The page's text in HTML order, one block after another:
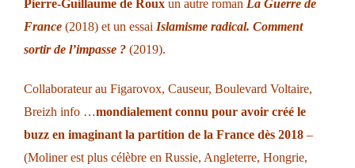
Pierre-Guillaume de Roux un autre roman La Guerre de
France (2018) et un essai Islamisme radical. Comment
sortir de l’impasse ? (2019).
Collaborateur au Figarovox, Causeur, Boulevard Voltaire,
Breizh info …mondialement connu pour avoir créé le
buzz en imaginant la partition de la France dès 2018 –
(Moliner est plus célèbre en Russie, Angleterre, Hongrie,